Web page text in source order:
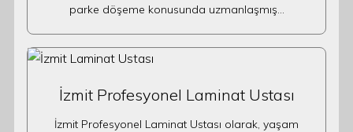
parke döşeme konusunda uzmanlaşmış…
İzmit Profesyonel Laminat Ustası
İzmit Profesyonel Laminat Ustası olarak, yaşam